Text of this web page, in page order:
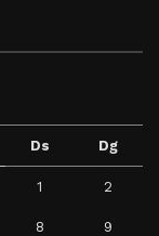
Ds Dg
1 2
8 9